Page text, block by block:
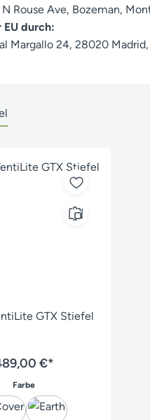
N Rouse Ave, Bozeman,
durch:
Margallo 24, 28020
überspringen
GTX Stiefel
€*
Farbeauswählen